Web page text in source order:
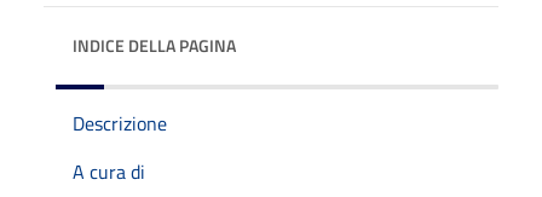
INDICE DELLA PAGINA
Descrizione
A cura di